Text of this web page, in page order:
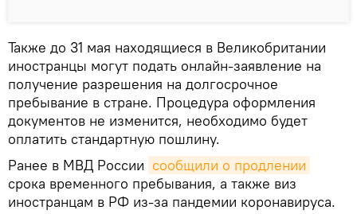
Также до 31 мая находящиеся в Великобритании
иностранцы могут подать онлайн-заявление на
получение разрешения на долгосрочное
пребывание в стране. Процедура оформления
документов не изменится, необходимо будет
оплатить стандартную пошлину.
Ранее в МВД России сообщили о продлении
срока временного пребывания, а также виз
иностранцам в РФ из-за пандемии коронавируса.